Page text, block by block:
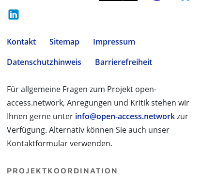
Kontakt Sitemap
Impressum
Datenschutzhinweis
Barrierefreiheit
Für allgemeine Fragen zum Projekt open-
access.network, Anregungen und Kritik stehen wir
Ihnen gerne unter info@open-access.networkzur
Verfügung. Alternativ können Sie auch unser
Kontaktformular verwenden.
PROJEKTKOORDINATION